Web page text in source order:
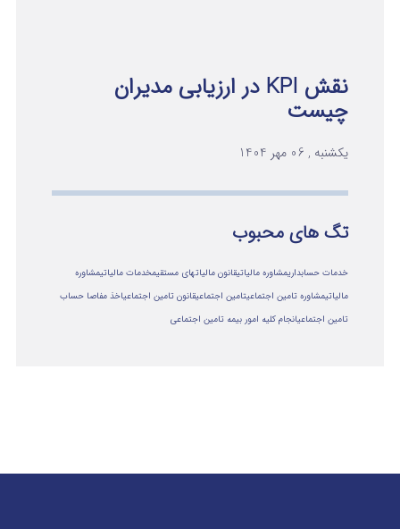
نقش KPI در ارزیابی مدیران
چیست
یکشنبه , 06 مهر 1404
تگ های محبوب
خدمات حسابداریمشاوره مالیاتیقانون مالیاتهای مستقیمخدمات مالیاتیمشاوره
مالياتيمشاوره تامین اجتماعیتامین اجتماعیقانون تامین اجتماعیاخذ مفاصا حساب
تامین اجتماعیانجام کلیه امور بیمه تامین اجتماعی